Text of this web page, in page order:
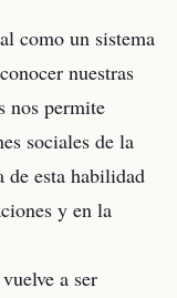
como un sistema
nuestras
nos permite
sociales de la
de esta habilidad
y en la
a ser